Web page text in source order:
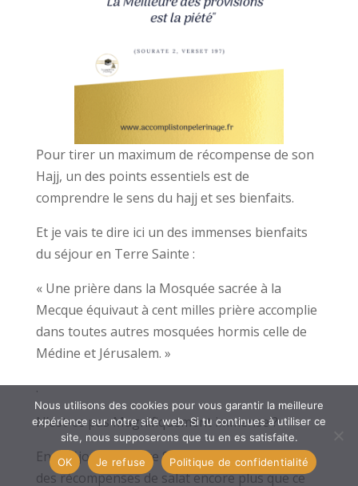
Pour tirer un maximum de récompense de son
Hajj, un des points essentiels est de
comprendre le sens du hajj et ses bienfaits.
Et je vais te dire ici un des immenses bienfaits
du séjour en Terre Sainte :
« Une prière dans la Mosquée sacrée à la
Mecque équivaut à cent milles prière accomplie
dans toutes autres mosquées hormis celle de
Médine et Jérusalem. »
.
N’est-ce pas Magnifiquement immense ?
En 1 séjour en Terre Sainte tu peux cumuler
des récompenses de salat encore plus que ce
Nous utilisons des cookies pour vous garantir la meilleure
expérience sur notre site web. Si tu continues à utiliser ce
site, nous supposerons que tu en es satisfaite.
OK
Je refuse Politique de confidentialité